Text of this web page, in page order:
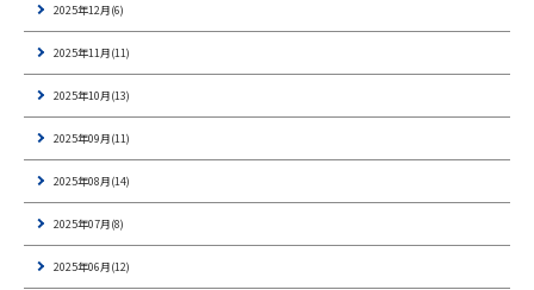
2025年12月(6)
2025年11月(11)
2025年10月(13)
2025年09月(11)
2025年08月(14)
2025年07月(8)
2025年06月(12)